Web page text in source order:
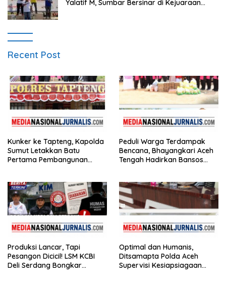
Yalatif M, Sumbar Bersinar di Kejuaraan
Recent Post
Kunker ke Tapteng, Kapolda
Sumut Letakkan Batu
Pertama Pembangunan
Peduli Warga Terdampak
Bencana, Bhayangkari Aceh
Tengah Hadirkan Bansos
Produksi Lancar, Tapi
Pesangon Dicicil! LSM KCBI
Deli Serdang Bongkar
Optimal dan Humanis,
Ditsamapta Polda Aceh
Supervisi Kesiapsiagaan